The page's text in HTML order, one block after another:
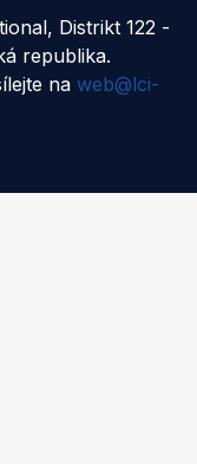
Distrikt 122 -
republika.
na web@lci-